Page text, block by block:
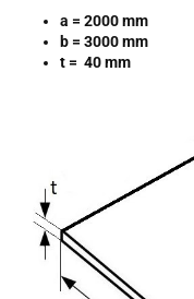
a = 2000 mm
b = 3000 mm
t = 40 mm